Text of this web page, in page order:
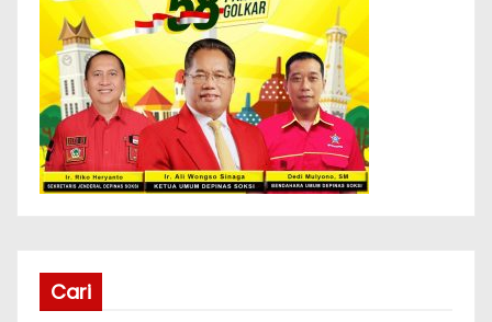
Cari